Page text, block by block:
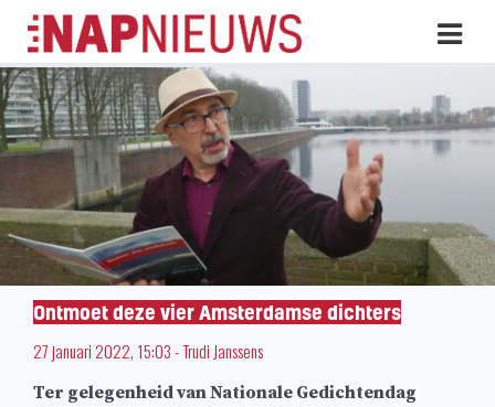
Skip
naar
inhoud
Ontmoet deze vier Amsterdamse dichters
27 januari 2022, 15:03-Trudi Janssens
Ter gelegenheid van Nationale Gedichtendag